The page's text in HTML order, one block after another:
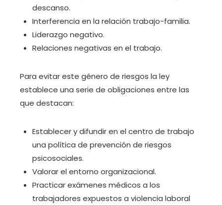
descanso.
Interferencia en la relación trabajo-familia.
Liderazgo negativo.
Relaciones negativas en el trabajo.
Para evitar este género de riesgos la ley
establece una serie de obligaciones entre las
que destacan:
Establecer y difundir en el centro de trabajo
una política de prevención de riesgos
psicosociales.
Valorar el entorno organizacional.
Practicar exámenes médicos a los
trabajadores expuestos a violencia laboral